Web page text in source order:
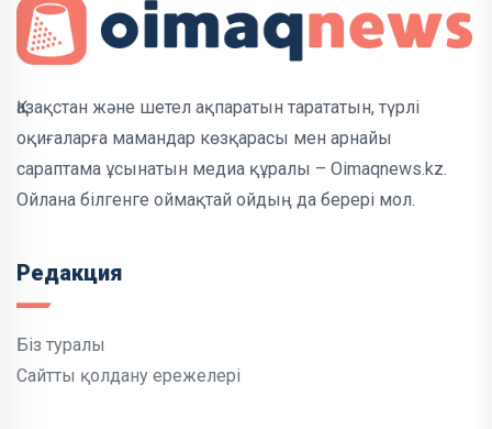
Қазақстан және шетел ақпаратын тарататын, түрлі
оқиғаларға мамандар көзқарасы мен арнайы
сараптама ұсынатын медиа құралы – Oimaqnews.kz.
Ойлана білгенге оймақтай ойдың да берері мол.
Редакция
Біз туралы
Сайтты қолдану ережелері